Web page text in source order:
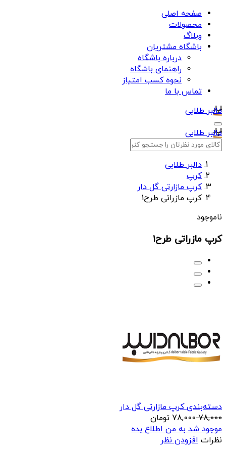
صفحه اصلی
محصولات
وبلاگ
باشگاه مشتریان
درباره باشگاه
راهنمای باشگاه
نحوه کسب امتیاز
تماس با ما
دالبر طلایی
دالبر طلایی
دالبر طلایی
کرپ
کرپ مازارتی گل دار
کرپ مازراتی طرح1
ناموجود
کرپ مازراتی طرح1
دسته‌بندی کرپ مازارتی گل دار
78,000
78,000 تومان
موجود شد به من اطلاع بده
نظرات افزودن نظر